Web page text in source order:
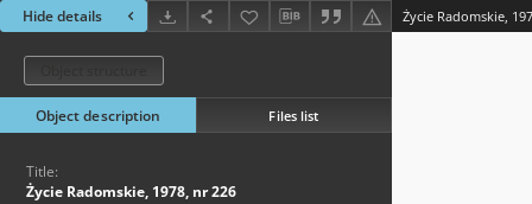
Hide details Życie Radomskie,
Object description Files list
Title:
Życie Radomskie, 1978, nr 226